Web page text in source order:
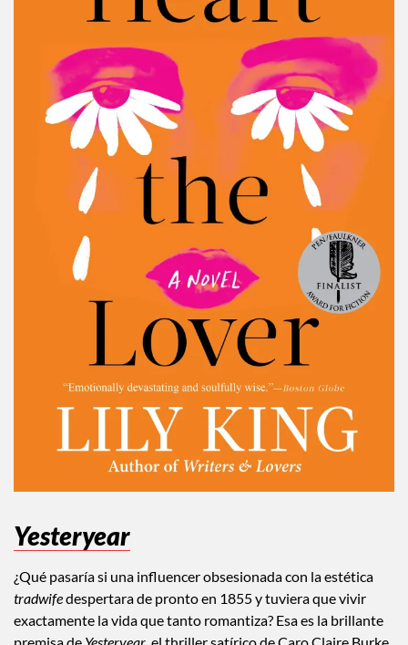
Yesteryear
¿Qué pasaría si una influencer obsesionada con la estética
tradwifedespertara de pronto en 1855 y tuviera que vivir
exactamente la vida que tanto romantiza? Esa es la brillante